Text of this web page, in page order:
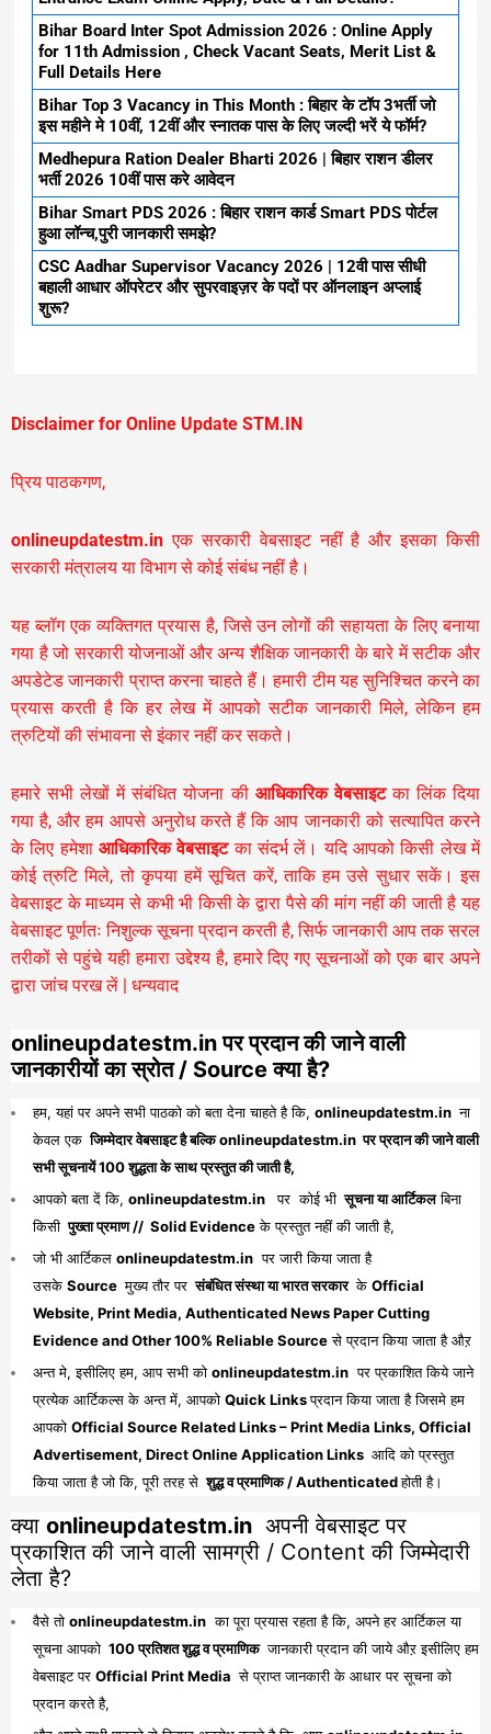
Bihar Board Inter Spot Admission 2026 : Online Apply
for 11th Admission , Check Vacant Seats, Merit List &
Full Details Here
Bihar Top 3 Vacancy in This Month : बिहार के टॉप 3भर्ती जो
इस महीने मे 10वीं, 12वीं और स्नातक पास के लिए जल्दी भरें ये फॉर्म?
Medhepura Ration Dealer Bharti 2026 | बिहार राशन डीलर
भर्ती 2026 10वीं पास करे आवेदन
Bihar Smart PDS 2026 : बिहार राशन कार्ड Smart PDS पोर्टल
हुआ लॉन्च,पुरी जानकारी समझे?
CSC Aadhar Supervisor Vacancy 2026 | 12वी पास सीधी
बहाली आधार ऑपरेटर और सुपरवाइज़र के पदों पर ऑनलाइन अप्लाई
शुरू?
Disclaimer for Online Update STM.IN
प्रिय पाठकगण,
onlineupdatestm.in एक सरकारी वेबसाइट नहीं है और इसका किसी
सरकारी मंत्रालय या विभाग से कोई संबंध नहीं है।
यह ब्लॉग एक व्यक्तिगत प्रयास है, जिसे उन लोगों की सहायता के लिए बनाया
गया है जो सरकारी योजनाओं और अन्य शैक्षिक जानकारी के बारे में सटीक और
अपडेटेड जानकारी प्राप्त करना चाहते हैं। हमारी टीम यह सुनिश्चित करने का
प्रयास करती है कि हर लेख में आपको सटीक जानकारी मिले, लेकिन हम
त्रुटियों की संभावना से इंकार नहीं कर सकते।
हमारे सभी लेखों में संबंधित योजना की आधिकारिक वेबसाइटका लिंक दिया
गया है, और हम आपसे अनुरोध करते हैं कि आप जानकारी को सत्यापित करने
के लिए हमेशा आधिकारिक वेबसाइटका संदर्भ लें। यदि आपको किसी लेख में
कोई त्रुटि मिले, तो कृपया हमें सूचित करें, ताकि हम उसे सुधार सकें। इस
वेबसाइट के माध्यम से कभी भी किसी के द्वारा पैसे की मांग नहीं की जाती है यह
वेबसाइट पूर्णतः निशुल्क सूचना प्रदान करती है,सिर्फ जानकारी आप तक सरल
तरीकों से पहुंचे यही हमारा उद्देश्य है, हमारे दिए गए सूचनाओं को एक बार अपने
द्वारा जांच परख लें | धन्यवाद
onlineupdatestm.in पर प्रदान की जाने वाली
जानकारीयों का स्रोत / Source क्या है?
हम, यहां पर अपने सभी पाठको को बता देना चाहते है कि, onlineupdatestm.in ना
केवल एक जिम्मेदार वेबसाइट है बल्कि onlineupdatestm.in पर प्रदान की जाने वाली
सभी सूचनायें 100 शुद्धता के साथ प्रस्तुत की जाती है,
आपको बता दें कि, onlineupdatestm.in पर कोई भी सूचना या आर्टिकलबिना
किसी पुख्ता प्रमाण // Solid Evidenceके प्रस्तुत नहीं की जाती है,
जो भी आर्टिकल onlineupdatestm.in पर जारी किया जाता है
उसके Source मुख्य तौर पर संबंधित संस्था या भारत सरकार के Official
Website, Print Media, Authenticated News Paper Cutting
Evidence and Other 100% Reliable Sourceसे प्रदान किया जाता है औऱ
अन्त मे, इसीलिए हम, आप सभी को onlineupdatestm.in पर प्रकाशित किये जाने
प्रत्येक आर्टिकल्स के अन्त में, आपको Quick Linksप्रदान किया जाता है जिसमे हम
आपको Official Source Related Links – Print Media Links, Official
Advertisement, Direct Online Application Links आदि को प्रस्तुत
किया जाता है जो कि, पूरी तरह से शुद्ध व प्रमाणिक / Authenticatedहोती है।
क्या onlineupdatestm.in अपनी वेबसाइट पर
प्रकाशित की जाने वाली सामग्री / Content की जिम्मेदारी
लेता है?
वैसे तो onlineupdatestm.in का पूरा प्रयास रहता है कि, अपने हर आर्टिकल या
सूचना आपको 100 प्रतिशत शुद्ध व प्रमाणिक जानकारी प्रदान की जाये औऱ इसीलिए हम
वेबसाइट पर Official Print Media से प्राप्त जानकारी के आधार पर सूचना को
प्रदान करते है,